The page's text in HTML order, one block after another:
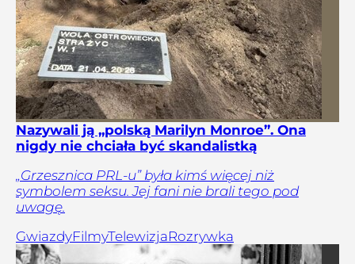
Nazywali ją „polską Marilyn Monroe”. Ona
nigdy nie chciała być skandalistką
„Grzesznica PRL-u” była kimś więcej niż
symbolem seksu. Jej fani nie brali tego pod
uwagę.
GwiazdyFilmyTelewizjaRozrywka